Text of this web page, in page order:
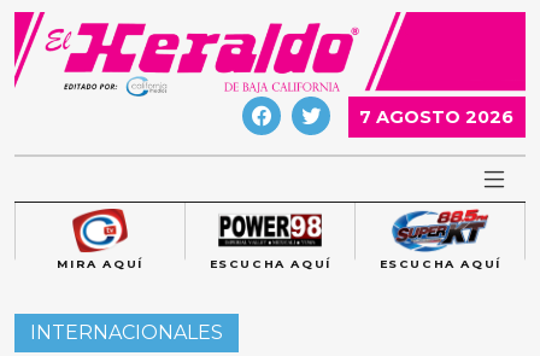
Skip
content
7 AGOSTO 2026
MIRA AQUÍ ESCUCHA AQUÍ ESCUCHA AQUÍ
INTERNACIONALES